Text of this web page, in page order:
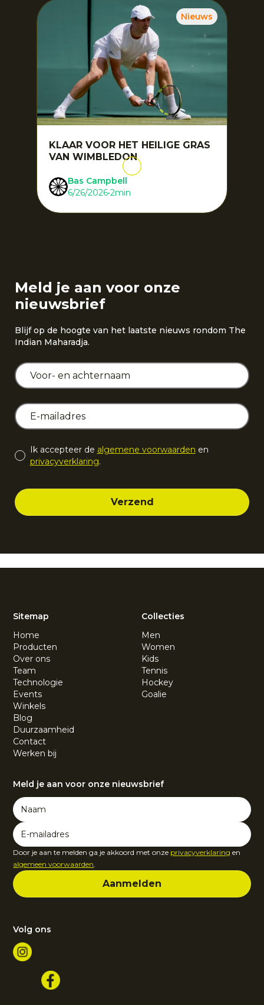
Nieuws
KLAAR VOOR HET HEILIGE GRAS
VAN WIMBLEDON
Bas Campbell
6/26/2026•2min
Meld je aan voor onze
nieuwsbrief
Blijf op de hoogte van het laatste nieuws rondom The
Indian Maharadja.
Ik accepteer de algemene voorwaarden en
privacyverklaring.
Sitemap
Home
Producten
Over ons
Team
Technologie
Events
Winkels
Blog
Duurzaamheid
Contact
Werken bij
Collecties
Men
Women
Kids
Tennis
Hockey
Goalie
Meld je aan voor onze nieuwsbrief
Door je aan te melden ga je akkoord met onze privacyverklaring en
algemeen voorwaarden
Volg ons